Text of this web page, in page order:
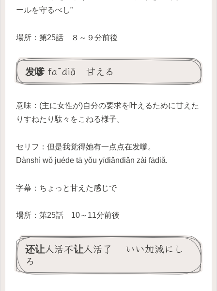
ールを守るべし”
場所：第25話 ８～９分前後
发嗲 fādiǎ 甘える
意味：(主に女性が)自分の要求を叶えるために甘えた
りすねたり駄々をこねる様子。
セリフ：但是我觉得她有一点点在发嗲。
Dànshì wǒ juéde tā yǒu yīdiǎndiǎn zài fādiǎ.
字幕：ちょっと甘えた感じで
場所：第25話 10～11分前後
还让人活不让人活了 いい加減にし
ろ